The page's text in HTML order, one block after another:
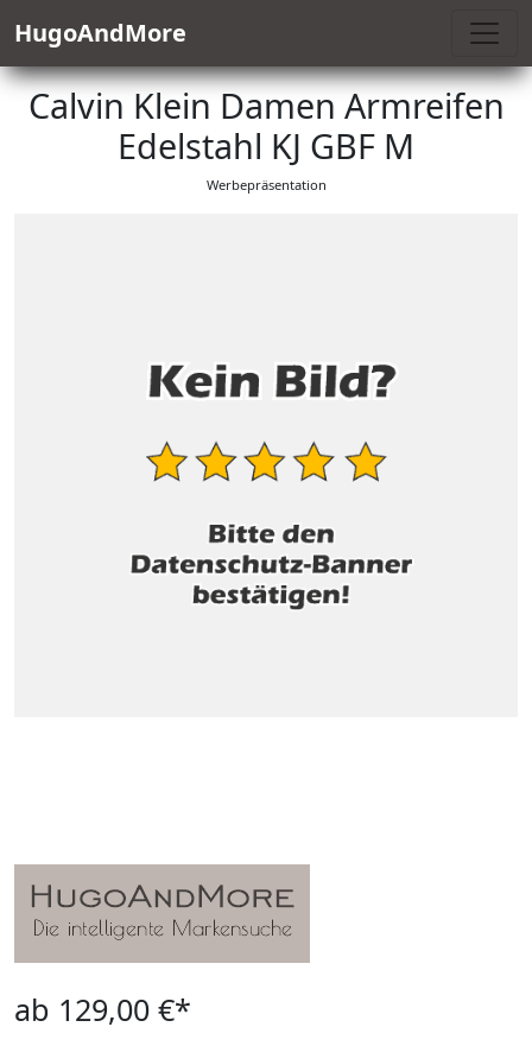
HugoAndMore
Calvin Klein Damen Armreifen
Edelstahl KJ GBF M
Werbepräsentation
ab 129,00 €*